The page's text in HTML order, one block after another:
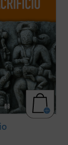
o de la ...